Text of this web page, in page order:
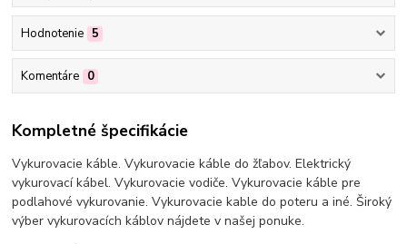
Hodnotenie 5
Komentáre 0
Kompletné špecifikácie
Vykurovacie káble. Vykurovacie káble do žľabov. Elektrický
vykurovací kábel. Vykurovacie vodiče. Vykurovacie káble pre
podlahové vykurovanie. Vykurovacie kable do poteru a iné. Široký
výber vykurovacích káblov nájdete v našej ponuke.